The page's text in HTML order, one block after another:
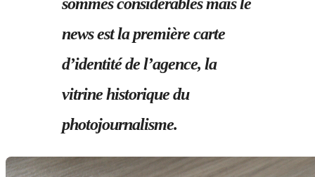
news est la première carte
d’identité de l’agence, la
vitrine historique du
photojournalisme.